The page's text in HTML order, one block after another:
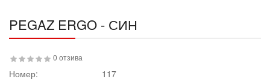
PEGAZ ERGO - СИН
0 отзива
Номер:
117